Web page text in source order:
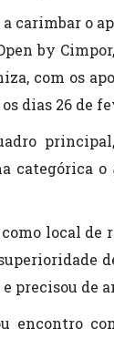
carimbar o
by
com os
dias 26 de
principal,
categórica o
local de
precisou de
encontro